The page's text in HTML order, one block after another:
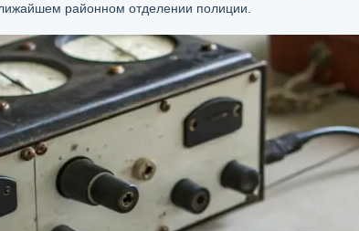
районном отделении полиции.